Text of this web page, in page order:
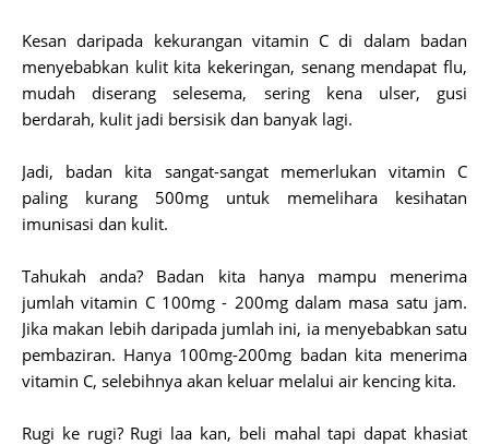
Kesan daripada kekurangan vitamin C di dalam badan
menyebabkan kulit kita kekeringan, senang mendapat flu,
mudah diserang selesema, sering kena ulser, gusi
berdarah, kulit jadi bersisik dan banyak lagi.
Jadi, badan kita sangat-sangat memerlukan vitamin C
paling kurang 500mg untuk memelihara kesihatan
imunisasi dan kulit.
Tahukah anda? Badan kita hanya mampu menerima
jumlah vitamin C 100mg - 200mg dalam masa satu jam.
Jika makan lebih daripada jumlah ini, ia menyebabkan satu
pembaziran. Hanya 100mg-200mg badan kita menerima
vitamin C, selebihnya akan keluar melalui air kencing kita.
Rugi ke rugi? Rugi laa kan, beli mahal tapi dapat khasiat